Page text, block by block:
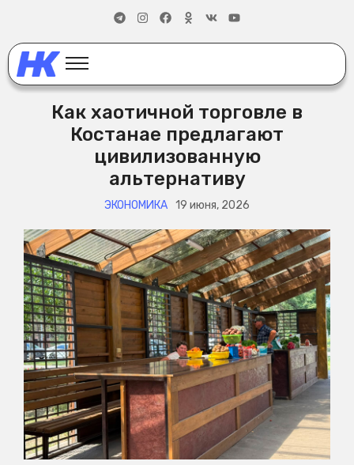
Как хаотичной торговле в
Костанае предлагают
цивилизованную
альтернативу
ЭКОНОМИКА 19 июня, 2026